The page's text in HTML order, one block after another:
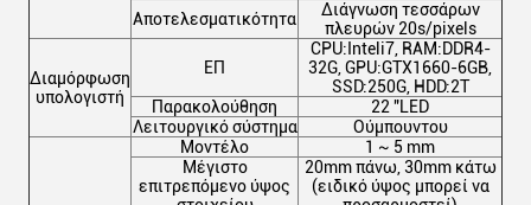
Αποτελεσματικότητα
Διάγνωση τεσσάρων
πλευρών 20s/pixels
Διαμόρφωση
υπολογιστή
ΕΠ
CPU:Inteli7, RAM:DDR4-
32G, GPU:GTX1660-6GB,
SSD:250G, HDD:2T
Παρακολούθηση
22 "LED
Λειτουργικό σύστημα
Ούμπουντου
Μοντέλο
1 ~ 5 mm
Μέγιστο
επιτρεπόμενο ύψος
20mm πάνω, 30mm κάτω
(ειδικό ύψος μπορεί να